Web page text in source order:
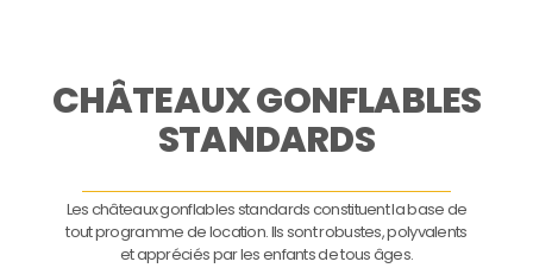
CHÂTEAUX GONFLABLES
STANDARDS
Les châteaux gonflables standards constituent la base de
tout programme de location. Ils sont robustes, polyvalents
et appréciés par les enfants de tous âges.